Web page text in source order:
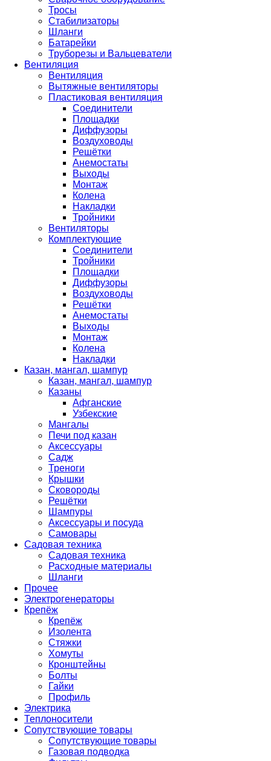
Тросы
Стабилизаторы
Шланги
Батарейки
Труборезы и Вальцеватели
Вентиляция
Вентиляция
Вытяжные вентиляторы
Пластиковая вентиляция
Соединители
Площадки
Диффузоры
Воздуховоды
Решётки
Анемостаты
Выходы
Монтаж
Колена
Накладки
Тройники
Вентиляторы
Комплектующие
Соединители
Тройники
Площадки
Диффузоры
Воздуховоды
Решётки
Анемостаты
Выходы
Монтаж
Колена
Накладки
Казан, мангал, шампур
Казан, мангал, шампур
Казаны
Афганские
Узбекские
Мангалы
Печи под казан
Аксессуары
Садж
Треноги
Крышки
Сковороды
Решётки
Шампуры
Аксессуары и посуда
Самовары
Садовая техника
Садовая техника
Расходные материалы
Шланги
Прочее
Электрогенераторы
Крепёж
Крепёж
Изолента
Стяжки
Хомуты
Кронштейны
Болты
Гайки
Профиль
Электрика
Теплоносители
Сопутствующие товары
Сопутствующие товары
Газовая подводка